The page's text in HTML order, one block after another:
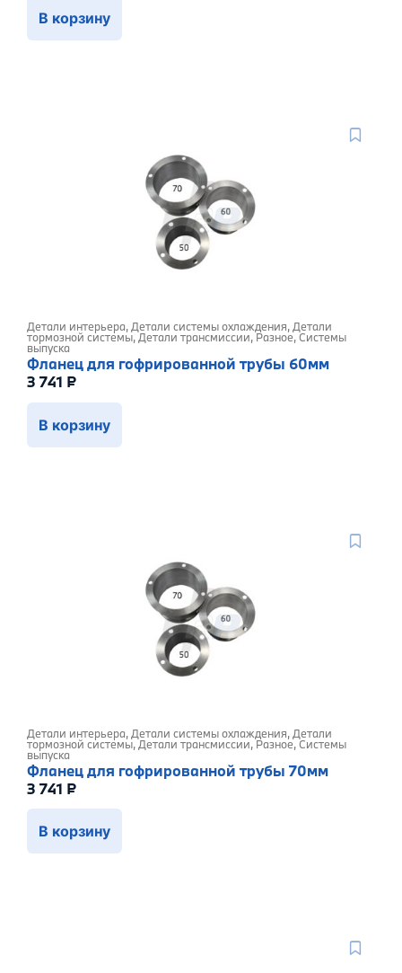
В корзину
Детали интерьера,Детали системы охлаждения,Детали
тормозной системы,Детали трансмиссии,Разное,Системы
выпуска
Фланец для гофрированной трубы 60мм
3 741 ₽
В корзину
Детали интерьера,Детали системы охлаждения,Детали
тормозной системы,Детали трансмиссии,Разное,Системы
выпуска
Фланец для гофрированной трубы 70мм
3 741 ₽
В корзину